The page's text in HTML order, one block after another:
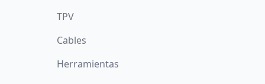
TPV
Cables
Herramientas